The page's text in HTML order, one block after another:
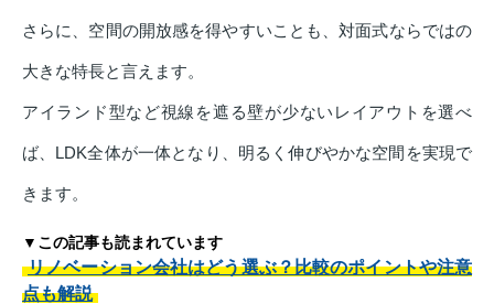
さらに、空間の開放感を得やすいことも、対面式ならではの
大きな特長と言えます。
アイランド型など視線を遮る壁が少ないレイアウトを選べ
ば、LDK全体が一体となり、明るく伸びやかな空間を実現で
きます。
▼この記事も読まれています
リノベーション会社はどう選ぶ？比較のポイントや注意
点も解説